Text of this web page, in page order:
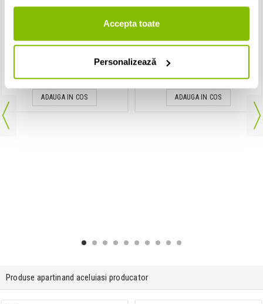
Accepta toate
Personalizează
Adam Hall 3Star DMF XLR 10m
Disponibilitate: La Comanda
ADAUGA IN COS
IN STOC
ADAUGA IN COS
Produse apartinand aceluiasi producator